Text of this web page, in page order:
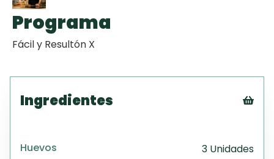
Programa
Fácil y Resultón X
Ingredientes
Huevos 3 Unidades